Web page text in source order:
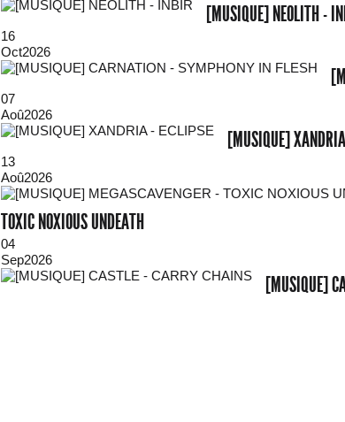
[MUSIQUE] NEOLITH -
16
Oct2026
07
Aoû2026
[MUSIQUE]
13
Aoû2026
TOXIC NOXIOUS UNDEATH
04
Sep2026
[MUSIQUE]